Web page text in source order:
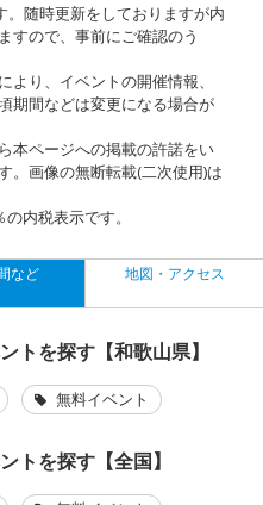
随時更新をしておりますが内
すので、事前にご確認のう
り、イベントの開催情報、
期間などは変更になる場合が
本ページへの掲載の許諾をい
。画像の無断転載(二次使用)は
内税表示です。
など 地図・アクセス
トを探す【和歌山県】
無料イベント
トを探す【全国】